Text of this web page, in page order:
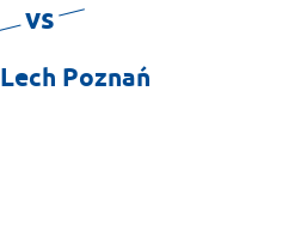
vs
Lech Poznań